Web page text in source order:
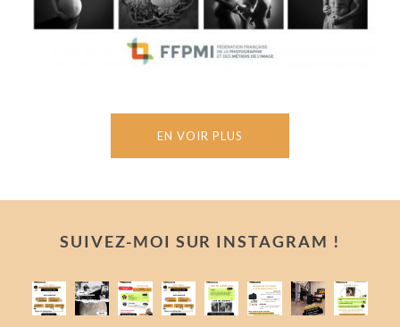
EN VOIR PLUS
SUIVEZ-MOI SUR INSTAGRAM !